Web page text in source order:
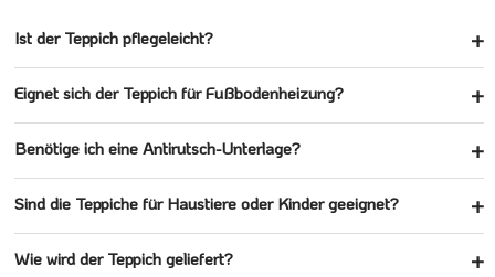
Ist der Teppich pflegeleicht?
Eignet sich der Teppich für Fußbodenheizung?
Benötige ich eine Antirutsch-Unterlage?
Sind die Teppiche für Haustiere oder Kinder geeignet?
Wie wird der Teppich geliefert?